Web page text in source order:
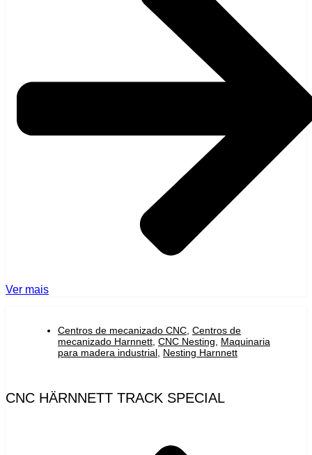
Ver mais
Centros de mecanizado CNC Centros de
mecanizado Harnnett CNC Nesting
Maquinaria
para madera industrial Nesting Harnnett
CNC HÄRNNETT TRACK SPECIAL